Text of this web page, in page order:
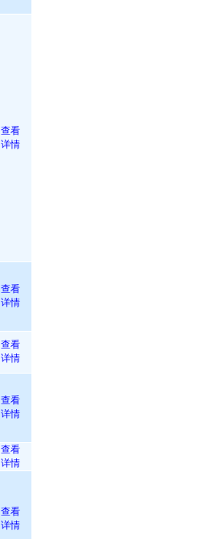
查看
详情
查看
详情
查看
详情
查看
详情
查看
详情
查看
详情